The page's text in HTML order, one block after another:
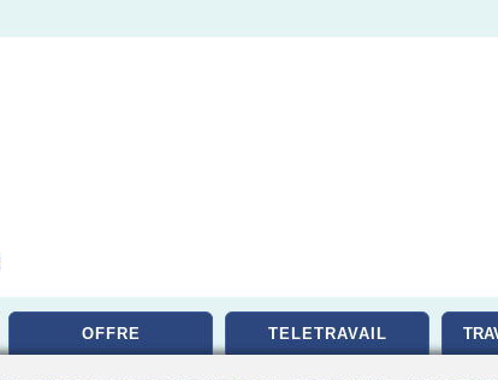
OFFRE TELETRAVAIL